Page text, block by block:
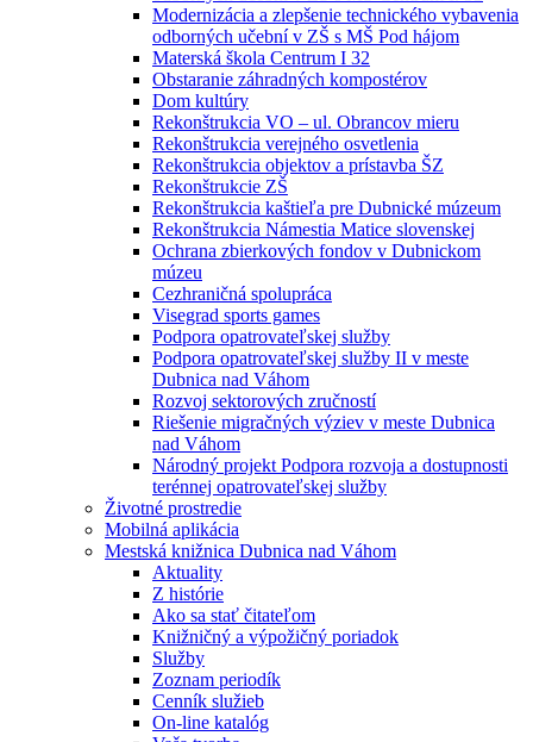
Modernizácia a zlepšenie technického vybavenia
odborných učební v ZŠ s MŠ Pod hájom
Materská škola Centrum I 32
Obstaranie záhradných kompostérov
Dom kultúry
Rekonštrukcia VO – ul. Obrancov mieru
Rekonštrukcia verejného osvetlenia
Rekonštrukcia objektov a prístavba ŠZ
Rekonštrukcie ZŠ
Rekonštrukcia kaštieľa pre Dubnické múzeum
Rekonštrukcia Námestia Matice slovenskej
Ochrana zbierkových fondov v Dubnickom
múzeu
Cezhraničná spolupráca
Visegrad sports games
Podpora opatrovateľskej služby
Podpora opatrovateľskej služby II v meste
Dubnica nad Váhom
Rozvoj sektorových zručností
Riešenie migračných výziev v meste Dubnica
nad Váhom
Národný projekt Podpora rozvoja a dostupnosti
terénnej opatrovateľskej služby
Životné prostredie
Mobilná aplikácia
Mestská knižnica Dubnica nad Váhom
Aktuality
Z histórie
Ako sa stať čitateľom
Knižničný a výpožičný poriadok
Služby
Zoznam periodík
Cenník služieb
On-line katalóg